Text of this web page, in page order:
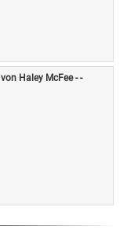
Haley McFee - -